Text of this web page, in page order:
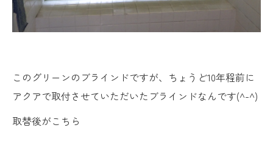
このグリーンのブラインドですが、ちょうど10年程前に
アクアで取付させていただいたブラインドなんです(^-^)
取替後がこちら